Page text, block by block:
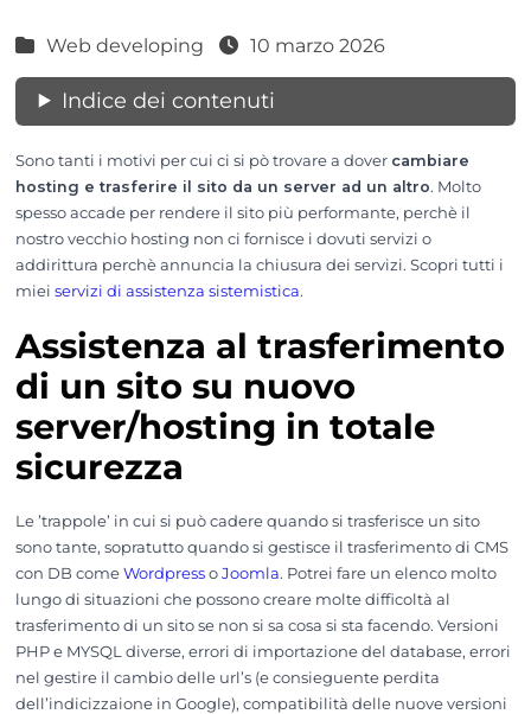
Web developing 10 marzo 2026
Indice dei contenuti
Sono tanti i motivi per cui ci si pò trovare a dover cambiare
hosting e trasferire il sito da un server ad un altro. Molto
spesso accade per rendere il sito più performante, perchè il
nostro vecchio hosting non ci fornisce i dovuti servizi o
addirittura perchè annuncia la chiusura dei servizi. Scopri tutti i
miei servizi di assistenza sistemistica.
Assistenza al trasferimento
di un sito su nuovo
server/hosting in totale
sicurezza
Le ’trappole’ in cui si può cadere quando si trasferisce un sito
sono tante, sopratutto quando si gestisce il trasferimento di CMS
con DB come Wordpresso Joomla. Potrei fare un elenco molto
lungo di situazioni che possono creare molte difficoltà al
trasferimento di un sito se non si sa cosa si sta facendo. Versioni
PHP e MYSQL diverse, errori di importazione del database, errori
nel gestire il cambio delle url’s (e consieguente perdita
dell’indicizzaione in Google), compatibilità delle nuove versioni